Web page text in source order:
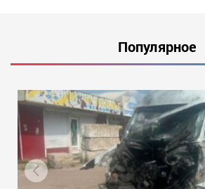
Популярное